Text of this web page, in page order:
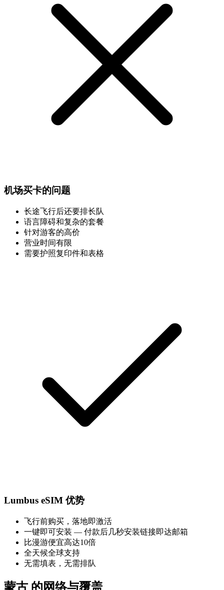
机场买卡的问题
长途飞行后还要排长队
语言障碍和复杂的套餐
针对游客的高价
营业时间有限
需要护照复印件和表格
Lumbus eSIM 优势
飞行前购买，落地即激活
一键即可安装 — 付款后几秒安装链接即达邮箱
比漫游便宜高达10倍
全天候全球支持
无需填表，无需排队
蒙古 的网络与覆盖